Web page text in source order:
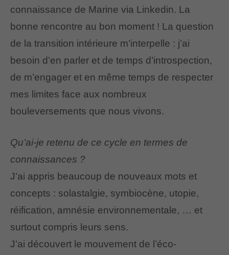
connaissance de Marine via Linkedin. La
bonne rencontre au bon moment ! La question
de la transition intérieure m’interpelle : j’ai
besoin d’en parler et de temps d’introspection,
de m’engager et en même temps de respecter
mes limites face aux nombreux
bouleversements que nous vivons.
Qu’ai-je retenu de ce cycle en termes de
connaissances ?
J’ai appris beaucoup de nouveaux mots et
concepts : solastalgie, symbiocène, utopie,
réification, amnésie environnementale, … et
surtout compris leurs sens.
J’ai découvert le mouvement de l’éco-